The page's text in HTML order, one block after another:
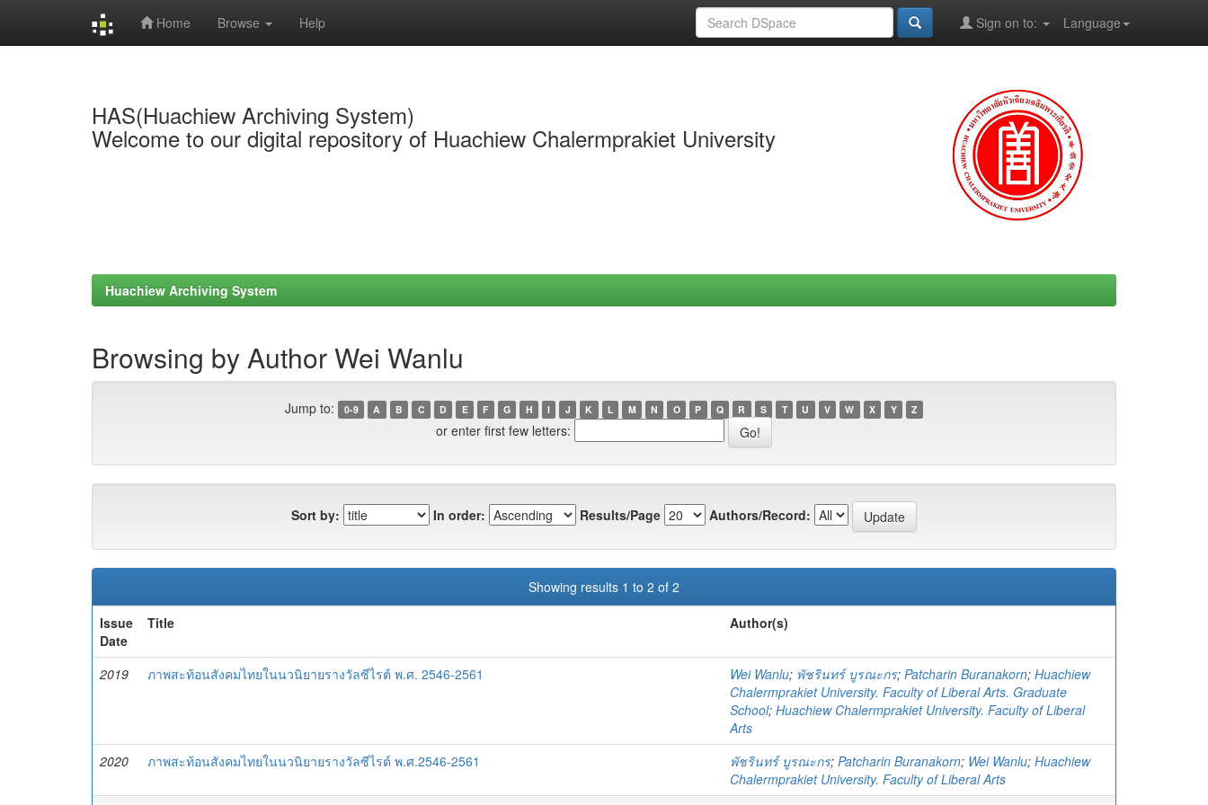
Home Browse Help Language
Sign on to:
HAS(Huachiew Archiving System)
Welcome to our digital repository of Huachiew Chalermprakiet University
Huachiew Archiving System
Browsing by Author Wei Wanlu
Jump to: 0-9 A B C D E F G H I J K L M N O P Q R S T U V W X Y Z
or enter first few letters:
Sort by: In order: Results/Page Authors/Record:
Showing results 1 to 2 of 2
Issue
Date
Title Author(s)
2019 ภาพสะท้อนสังคมไทยในนวนิยายรางวัลซีไรต์ พ.ศ. 2546-2561 Wei Wanlu; พัชรินทร์ บูรณะกร; Patcharin Buranakorn; Huachiew
Chalermprakiet University. Faculty of Liberal Arts. Graduate
School; Huachiew Chalermprakiet University. Faculty of Liberal
Arts
2020
ภาพสะท้อนสังคมไทยในนวนิยายรางวัลซีไรต์ พ.ศ.2546-2561 พัชรินทร์ บูรณะกร; Patcharin Buranakorn; Wei Wanlu; Huachiew
Chalermprakiet University. Faculty of Liberal Arts